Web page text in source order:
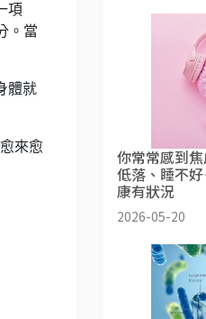
項
。當
體就
來愈
你常常感到
低落、睡不
康有狀況
2026-05-20